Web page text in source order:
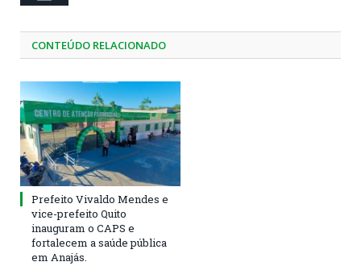
CONTEÚDO RELACIONADO
Prefeito Vivaldo Mendes e
vice-prefeito Quito
inauguram o CAPS e
fortalecem a saúde pública
em Anajás.